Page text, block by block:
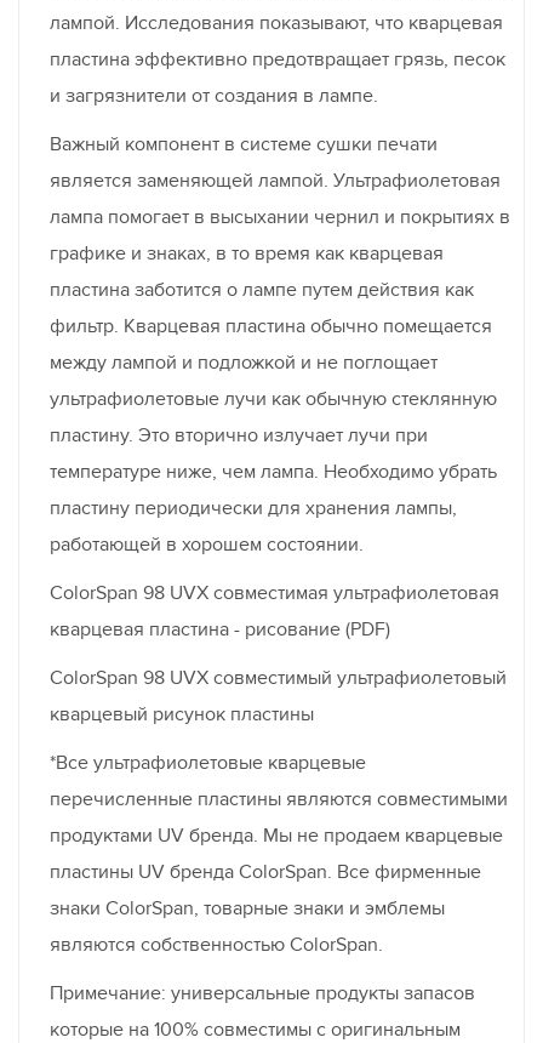
лампой. Исследования показывают, что кварцевая
пластина эффективно предотвращает грязь, песок
и загрязнители от создания в лампе.
Важный компонент в системе сушки печати
является заменяющей лампой. Ультрафиолетовая
лампа помогает в высыхании чернил и покрытиях в
графике и знаках, в то время как кварцевая
пластина заботится о лампе путем действия как
фильтр. Кварцевая пластина обычно помещается
между лампой и подложкой и не поглощает
ультрафиолетовые лучи как обычную стеклянную
пластину. Это вторично излучает лучи при
температуре ниже, чем лампа. Необходимо убрать
пластину периодически для хранения лампы,
работающей в хорошем состоянии.
ColorSpan 98 UVX совместимая ультрафиолетовая
кварцевая пластина - рисование (PDF)
ColorSpan 98 UVX совместимый ультрафиолетовый
кварцевый рисунок пластины
*Все ультрафиолетовые кварцевые
перечисленные пластины являются совместимыми
продуктами UV бренда. Мы не продаем кварцевые
пластины UV бренда ColorSpan. Все фирменные
знаки ColorSpan, товарные знаки и эмблемы
являются собственностью ColorSpan.
Примечание: универсальные продукты запасов
которые на 100% совместимы с оригинальным